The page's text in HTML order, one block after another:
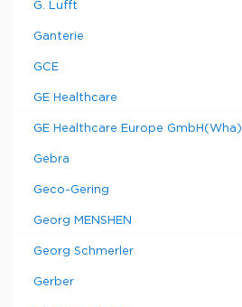
G. Lufft
Ganterie
GCE
GE Healthcare
GE Healthcare Europe GmbH(Wha)
Gebra
Geco-Gering
Georg MENSHEN
Georg Schmerler
Gerber